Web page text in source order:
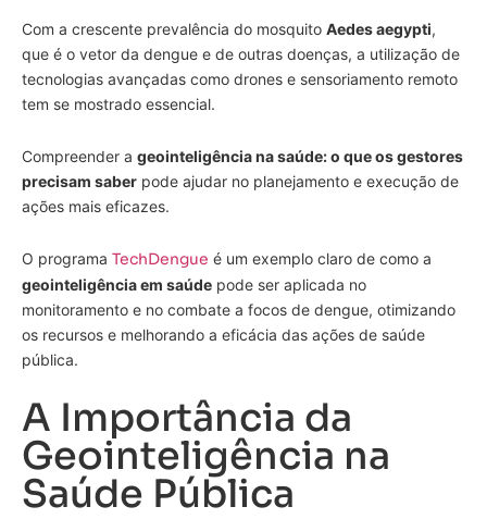
Com a crescente prevalência do mosquito Aedes aegypti,
que é o vetor da dengue e de outras doenças, a utilização de
tecnologias avançadas como drones e sensoriamento remoto
tem se mostrado essencial.
Compreender a geointeligência na saúde: o que os gestores
precisam saber pode ajudar no planejamento e execução de
ações mais eficazes.
O programa TechDengue é um exemplo claro de como a
geointeligência em saúde pode ser aplicada no
monitoramento e no combate a focos de dengue, otimizando
os recursos e melhorando a eficácia das ações de saúde
pública.
A Importância da
Geointeligência na
Saúde Pública